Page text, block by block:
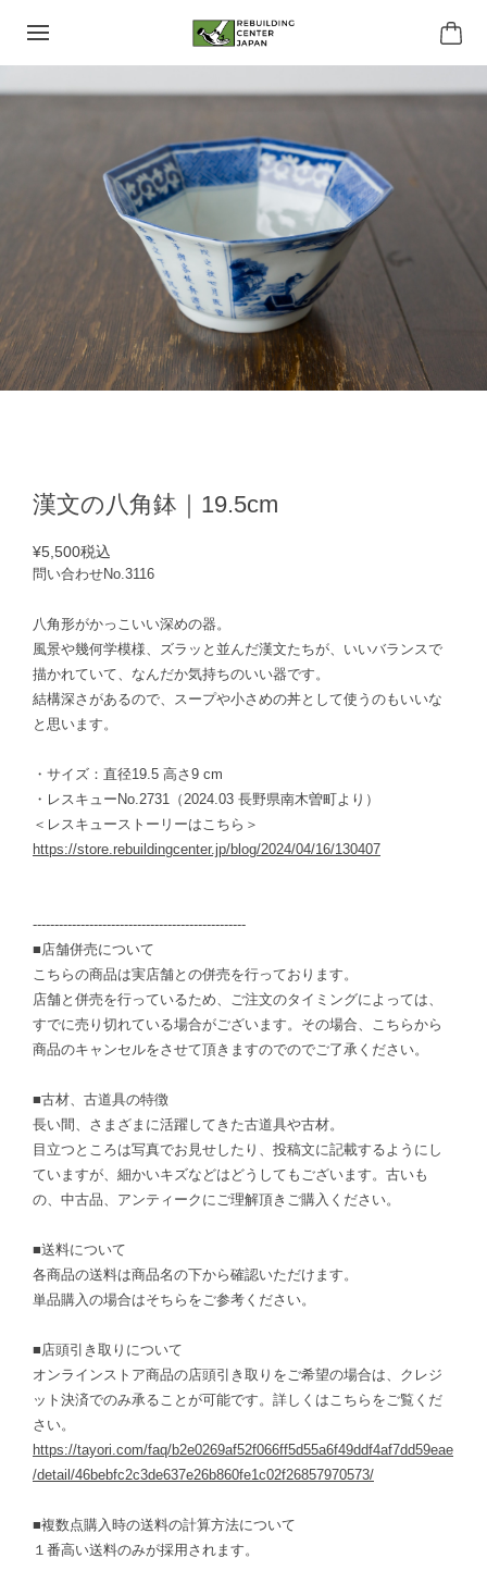
漢文の八角鉢｜19.5cm
¥5,500税込
問い合わせNo.3116
八角形がかっこいい深めの器。
風景や幾何学模様、ズラッと並んだ漢文たちが、いいバランスで
描かれていて、なんだか気持ちのいい器です。
結構深さがあるので、スープや小さめの丼として使うのもいいな
と思います。
・サイズ：直径19.5 高さ9 cm
・レスキューNo.2731（2024.03 長野県南木曽町より）
＜レスキューストーリーはこちら＞
https://store.rebuildingcenter.jp/blog/2024/04/16/130407
-------------------------------------------------
■店舗併売について
こちらの商品は実店舗との併売を行っております。
店舗と併売を行っているため、ご注文のタイミングによっては、
すでに売り切れている場合がございます。その場合、こちらから
商品のキャンセルをさせて頂きますのでのでご了承ください。
■古材、古道具の特徴
長い間、さまざまに活躍してきた古道具や古材。
目立つところは写真でお見せしたり、投稿文に記載するようにし
ていますが、細かいキズなどはどうしてもございます。古いも
の、中古品、アンティークにご理解頂きご購入ください。
■送料について
各商品の送料は商品名の下から確認いただけます。
単品購入の場合はそちらをご参考ください。
■店頭引き取りについて
オンラインストア商品の店頭引き取りをご希望の場合は、クレジ
ット決済でのみ承ることが可能です。詳しくはこちらをご覧くだ
さい。
https://tayori.com/faq/b2e0269af52f066ff5d55a6f49ddf4af7dd59eae
/detail/46bebfc2c3de637e26b860fe1c02f26857970573/
■複数点購入時の送料の計算方法について
１番高い送料のみが採用されます。